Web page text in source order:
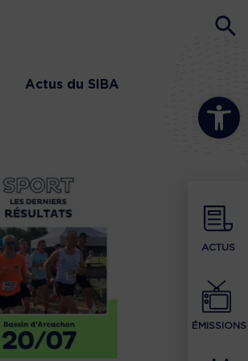
Ouvrir la
ACTUS
ÉMISSIONS
Actus du SIBA